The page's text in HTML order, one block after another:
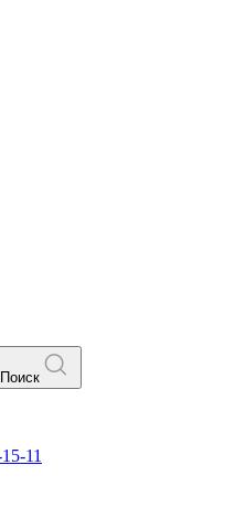
Поиск
11